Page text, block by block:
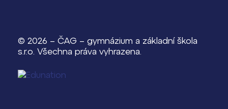
© 2026 – ČAG – gymnázium a základní škola
s.r.o. Všechna práva vyhrazena.